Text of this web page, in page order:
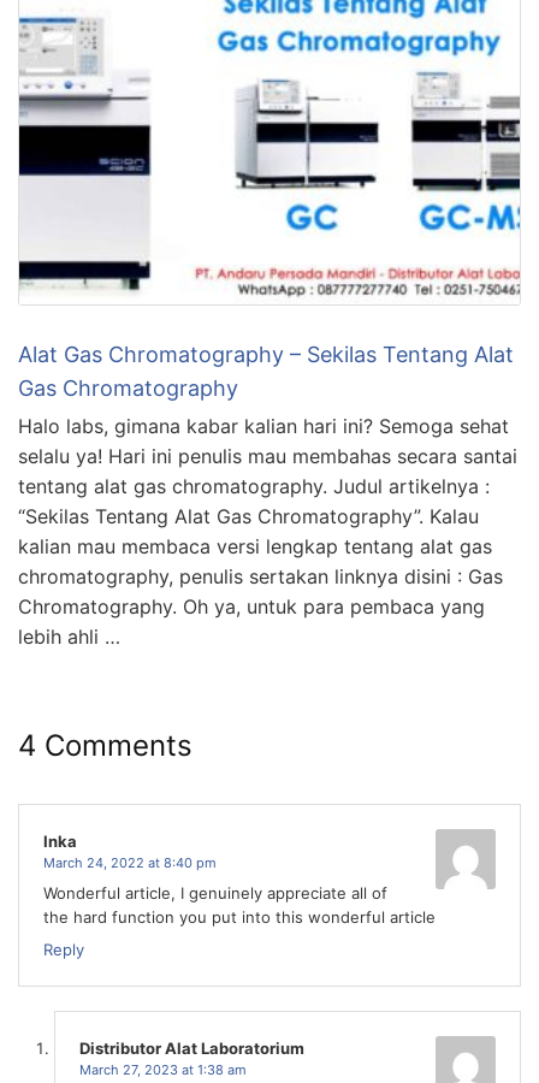
Alat Gas Chromatography – Sekilas Tentang Alat
Gas Chromatography
Halo labs, gimana kabar kalian hari ini? Semoga sehat
selalu ya! Hari ini penulis mau membahas secara santai
tentang alat gas chromatography. Judul artikelnya :
“Sekilas Tentang Alat Gas Chromatography”. Kalau
kalian mau membaca versi lengkap tentang alat gas
chromatography, penulis sertakan linknya disini : Gas
Chromatography. Oh ya, untuk para pembaca yang
lebih ahli …
4 Comments
Inka
March 24, 2022 at 8:40 pm
Wonderful article, I genuinely appreciate all of
the hard function you put into this wonderful article
Reply
Distributor Alat Laboratorium
March 27, 2023 at 1:38 am